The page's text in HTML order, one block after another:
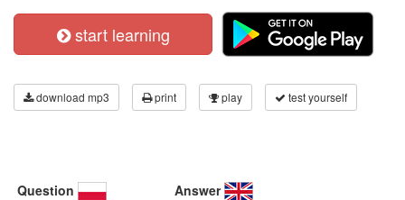
start learning
download mp3 print play test yourself
Question Answer